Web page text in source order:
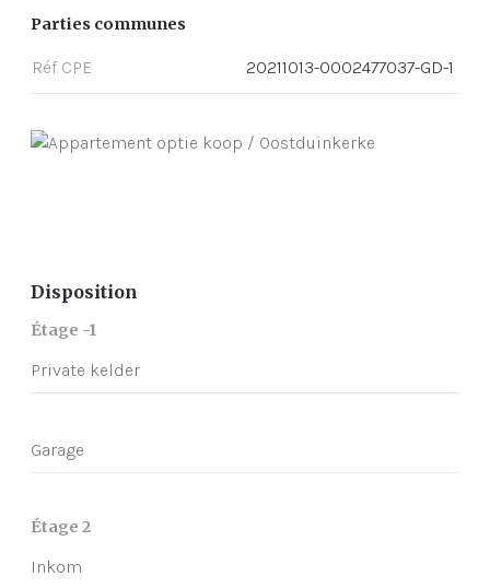
Parties communes
Réf CPE 20211013-0002477037-GD-1
Disposition
Étage -1
Private kelder
Garage
Étage 2
Inkom